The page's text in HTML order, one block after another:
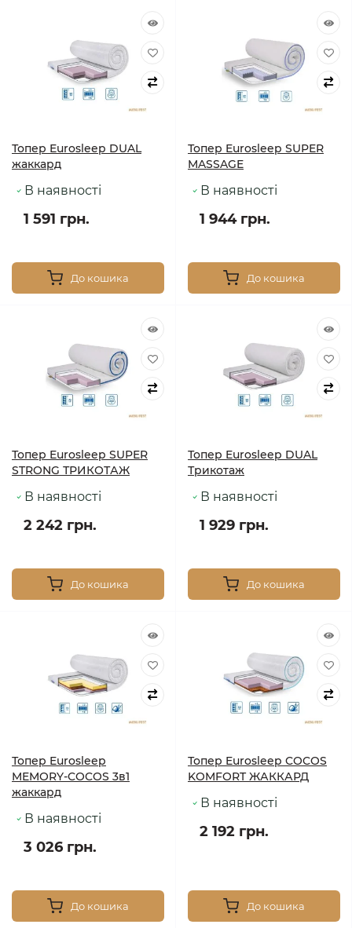
Топер Eurosleep DUAL
жаккард
В наявності
1 591 грн.
До кошика
Топер Eurosleep SUPER
MASSAGE
В наявності
1 944 грн.
До кошика
Топер Eurosleep SUPER
STRONG ТРИКОТАЖ
В наявності
2 242 грн.
До кошика
Топер Eurosleep DUAL
Трикотаж
В наявності
1 929 грн.
До кошика
Топер Eurosleep
MEMORY-COCOS 3в1
жаккард
В наявності
3 026 грн.
До кошика
Топер Eurosleep COCOS
KOMFORT ЖАККАРД
В наявності
2 192 грн.
До кошика